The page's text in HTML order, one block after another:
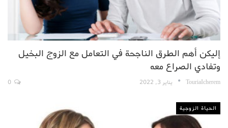
إليكن أهم الطرق الناجحة في التعامل مع الزوج البخيل
وتفادي الصراع معه
TouriaIcherem يناير 3, 2022
الحياة الزوجية